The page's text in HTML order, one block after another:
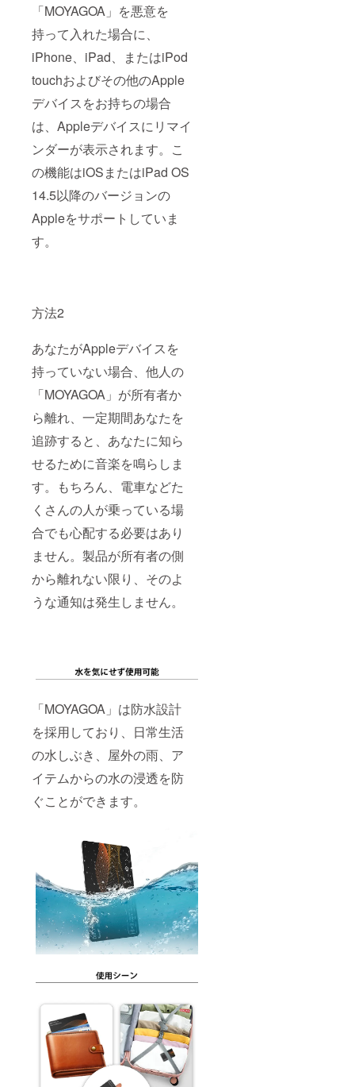
「MOYAGOA」を悪意を
持って入れた場合に、
iPhone、iPad、またはiPod
touchおよびその他のApple
デバイスをお持ちの場合
は、Appleデバイスにリマイ
ンダーが表示されます。こ
の機能はiOSまたはiPad OS
14.5以降のバージョンの
Appleをサポートしていま
す。
方法2
あなたがAppleデバイスを
持っていない場合、他人の
「MOYAGOA」が所有者か
ら離れ、一定期間あなたを
追跡すると、あなたに知ら
せるために音楽を鳴らしま
す。もちろん、電車などた
くさんの人が乗っている場
合でも心配する必要はあり
ません。製品が所有者の側
から離れない限り、そのよ
うな通知は発生しません。
「MOYAGOA」は防水設計
を採用しており、日常生活
の水しぶき、屋外の雨、ア
イテムからの水の浸透を防
ぐことができます。